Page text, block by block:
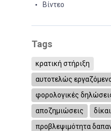
Βίντεο
Tags
κρατική στήριξη
αυτοτελώς
φορολογικές
αποζημιώσεις
προβλεψιμότητα